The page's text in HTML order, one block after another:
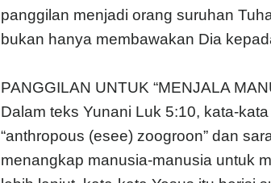
panggilan menjadi orang suruhan
bukan hanya membawakan Dia
PANGGILAN UNTUK “MENJALA
Dalam teks Yunani Luk 5:10, kata-
“anthropous (esee) zoogroon” dan
menangkap manusia-manusia untuk